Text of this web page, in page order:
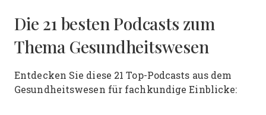
Die 21 besten Podcasts zum
Thema Gesundheitswesen
Entdecken Sie diese 21 Top-Podcasts aus dem
Gesundheitswesen für fachkundige Einblicke: